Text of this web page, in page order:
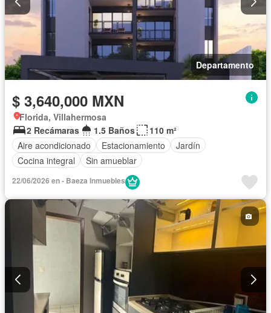
Departamento
$ 3,640,000 MXN
Florida, Villahermosa
2 Recámaras
1.5 Baños
110 m²
Aire acondicionado
Estacionamiento
Jardín
Cocina integral
Sin amueblar
22/06/2026 en - Baeza Inmuebles